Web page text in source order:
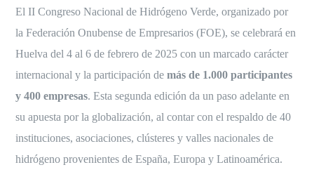
El II Congreso Nacional de Hidrógeno Verde, organizado por
la Federación Onubense de Empresarios (FOE), se celebrará en
Huelva del 4 al 6 de febrero de 2025 con un marcado carácter
internacional y la participación demás de 1.000 participantes
y 400 empresas. Esta segunda edición da un paso adelante en
su apuesta por la globalización, al contar con el respaldo de 40
instituciones, asociaciones, clústeres y valles nacionales de
hidrógeno provenientes de España, Europa y Latinoamérica.